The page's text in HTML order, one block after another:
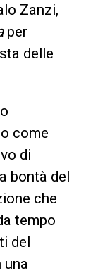
Zanzi,
per
delle
come
di
bontà del
che
tempo
del
una